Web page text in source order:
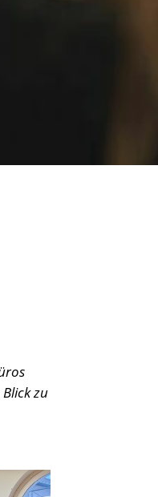
zu